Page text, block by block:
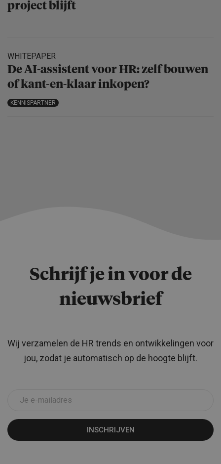
project blijft
WHITEPAPER
De AI-assistent voor HR: zelf bouwen
of kant-en-klaar inkopen?
KENNISPARTNER
Schrijf je in voor de
nieuwsbrief
Wij verzamelen de HR trends en ontwikkelingen voor
jou, zodat je automatisch op de hoogte blijft.